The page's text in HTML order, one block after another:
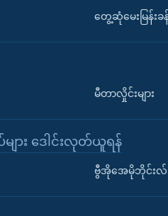
တွေ့ဆုံမေးမြန်းခန်
မီတာလှိုင်းများ
ား ဒေါင်းလုတ်ယူရန်
ဗွီအိုအေမိုဘိုင်းလ်